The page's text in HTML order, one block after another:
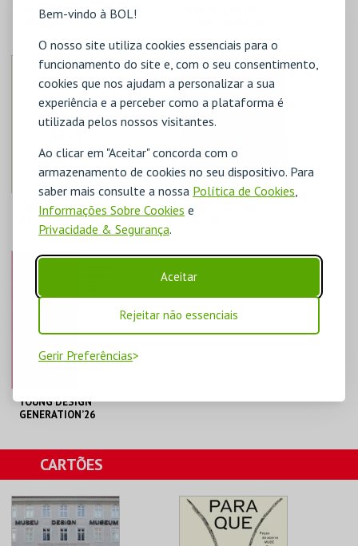
Bem-vindo à BOL!
O nosso site utiliza cookies essenciais para o
funcionamento do site e, com o seu consentimento,
cookies que nos ajudam a personalizar a sua
experiência e a perceber como a plataforma é
utilizada pelos nossos visitantes.
Ao clicar em "Aceitar" concorda com o
armazenamento de cookies no seu dispositivo. Para
saber mais consulte a nossa Política de Cookies,
Informações Sobre Cookies e
Privacidade & Segurança.
Aceitar
Rejeitar não essenciais
Gerir Preferências
"ICONOGRAFIA DA
MUDE
MAIS INFO
COMPRAR
MUDE
MAIS INFO
PARA QUE SERVEM
AS COISAS?
MUDE
VER E LER PAULO
DE CANTOS
MUDE
MAIS INFO
YOUNG DESIGN
GENERATION’26
MUDE
MAIS INFO
COMPRAR
CARTÕES